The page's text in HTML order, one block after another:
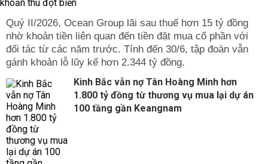
Nhu cầu và cung cấp điện
Nhu cầu sử dụng điện tại xã Đức Hòa tăng trưởng
nhanh, nhất là trong các khu công nghiệp và vùng dân cư
đông đúc. Công suất sử dụng cực đại của xã Đức Hoà
đã lên tới trên 470MW, tạo áp lực lớn lên hệ thống điện.
Tuy nhiên, việc đưa vào vận hành các dự án nâng cấp
trạm biến áp và đường dây đấu nối đã hỗ trợ tăng cường
ổn định nguồn điện, đáp ứng kịp thời nhu cầu phát triển
kinh tế xã hội của xã và tỉnh.
Công tác thông báo lịch cúp điện xã Đức Hoà
Lịch cúp điện Đức Hòa được xây dựng chi tiết và công
Quý II/2026, Ocean Group lãi sau thuế hơn 15 tỷ đồng
nhờ khoản tiền liên quan đến tiền đặt mua cổ phần với
đối tác từ các năm trước. Tính đến 30/6, tập đoàn vẫn
gánh khoản lỗ lũy kế hơn 2.344 tỷ đồng.
Kinh Bắc vẫn nợ Tân Hoàng Minh hơn
1.800 tỷ đồng từ thương vụ mua lại dự án
100 tầng gần Keangnam